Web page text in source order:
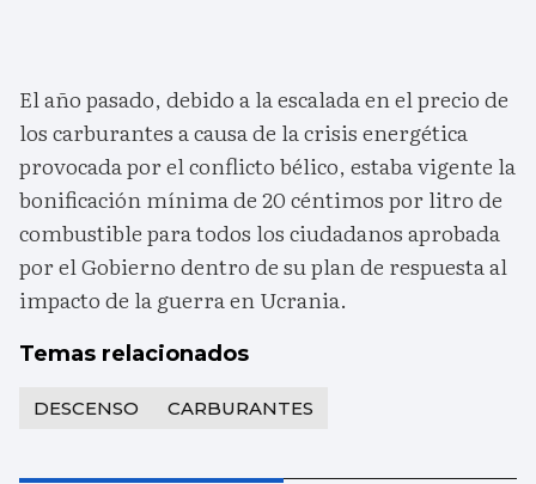
El año pasado, debido a la escalada en el precio de
los carburantes a causa de la crisis energética
provocada por el conflicto bélico, estaba vigente la
bonificación mínima de 20 céntimos por litro de
combustible para todos los ciudadanos aprobada
por el Gobierno dentro de su plan de respuesta al
impacto de la guerra en Ucrania.
Temas relacionados
DESCENSO CARBURANTES